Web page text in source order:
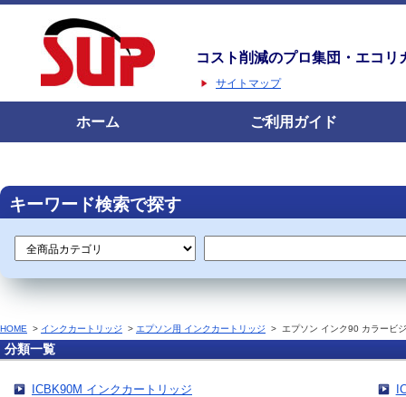
コスト削減のプロ集団・エコリ
サイトマップ
ホーム ご利用ガイド
キーワード検索で探す
HOME > インクカートリッジ > エプソン用 インクカートリッジ > エプソン インク90 カラービ
分類一覧
ICBK90M インクカートリッジ